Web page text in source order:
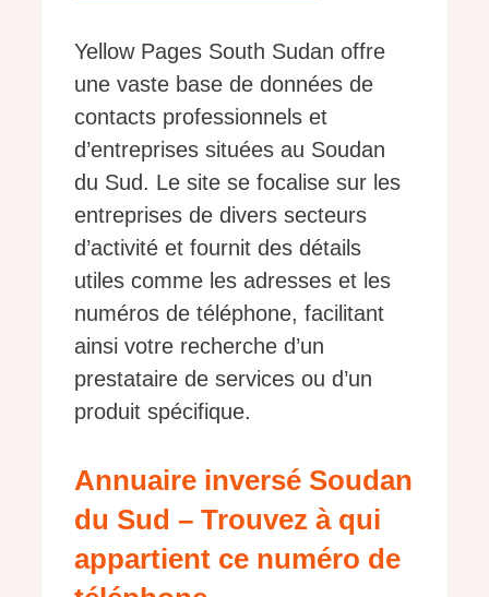
Yellow Pages South Sudan offre
une vaste base de données de
contacts professionnels et
d’entreprises situées au Soudan
du Sud. Le site se focalise sur les
entreprises de divers secteurs
d’activité et fournit des détails
utiles comme les adresses et les
numéros de téléphone, facilitant
ainsi votre recherche d’un
prestataire de services ou d’un
produit spécifique.
Annuaire inversé Soudan
du Sud – Trouvez à qui
appartient ce numéro de